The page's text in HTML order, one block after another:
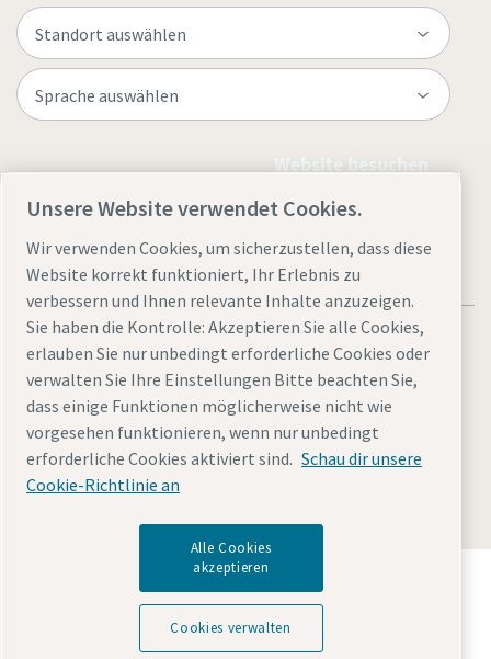
Website besuchen
Rechtliche Hinweise und Datenschutzerklärung
Cookies verwaltenBarrierefreiheitSitemap
© 2026 Atlas Copco AB
Entdecken Sie, wie die Atlas Copco Group
Technologien ermöglicht, die die Zukunft verändern.
Besuchen Sie die Website der Atlas Copco Group
Unsere Website verwendet Cookies.
Wir verwenden Cookies, um sicherzustellen, dass diese
Website korrekt funktioniert, Ihr Erlebnis zu
verbessern und Ihnen relevante Inhalte anzuzeigen.
Sie haben die Kontrolle: Akzeptieren Sie alle Cookies,
erlauben Sie nur unbedingt erforderliche Cookies oder
verwalten Sie Ihre Einstellungen Bitte beachten Sie,
dass einige Funktionen möglicherweise nicht wie
vorgesehen funktionieren, wenn nur unbedingt
erforderliche Cookies aktiviert sind. Schau dir unsere
Cookie-Richtlinie an
Alle Cookies
akzeptieren
Cookies verwalten